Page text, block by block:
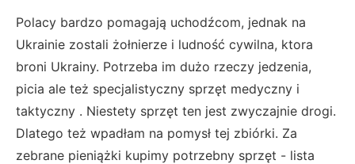
Polacy bardzo pomagają uchodźcom, jednak na
Ukrainie zostali żołnierze i ludność cywilna, ktora
broni Ukrainy. Potrzeba im dużo rzeczy jedzenia,
picia ale też specjalistyczny sprzęt medyczny i
taktyczny . Niestety sprzęt ten jest zwyczajnie drogi.
Dlatego też wpadłam na pomysł tej zbiórki. Za
zebrane pieniążki kupimy potrzebny sprzęt - lista